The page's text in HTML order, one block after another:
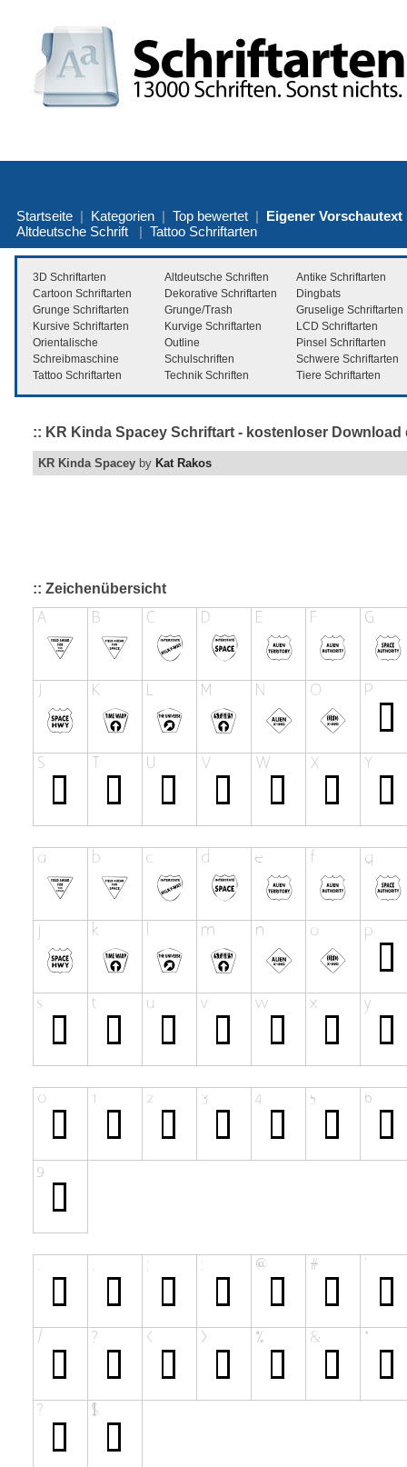
Startseite | Kategorien | Top bewertet | Eigener Vorschautext
Altdeutsche Schrift | Tattoo Schriftarten
3D Schriftarten Altdeutsche Schriften
Antike Schriftarten
Cartoon Schriftarten
Dekorative Schriftarten
Dingbats
Grunge Schriftarten
Grunge/Trash
Gruselige Schriftarten
Kursive Schriftarten
Kurvige Schriftarten
LCD Schriftarten
Orientalische
Outline
Pinsel Schriftarten
Schreibmaschine
Schulschriften
Schwere Schriftarten
Tattoo Schriftarten
Technik Schriften Tiere Schriftarten
:: KR Kinda Spacey Schriftart - kostenloser
KR Kinda Spacey by Kat Rakos
:: Zeichenübersicht